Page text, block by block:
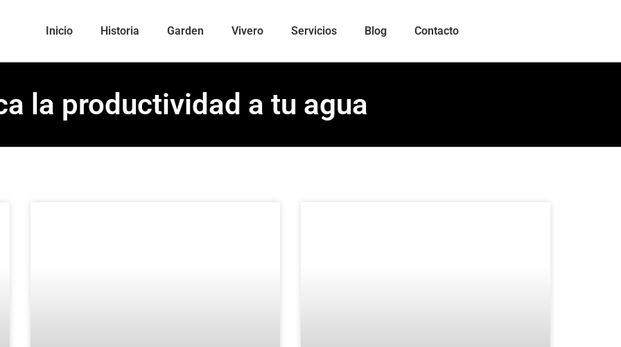
Inicio Historia Garden Vivero Servicios Blog Contacto
la productividad a tu agua